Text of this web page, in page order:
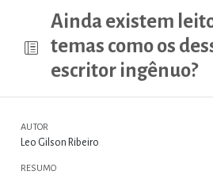
Ainda existem
temas como os
escritor ingênuo?
AUTOR
Leo Gilson Ribeiro
RESUMO